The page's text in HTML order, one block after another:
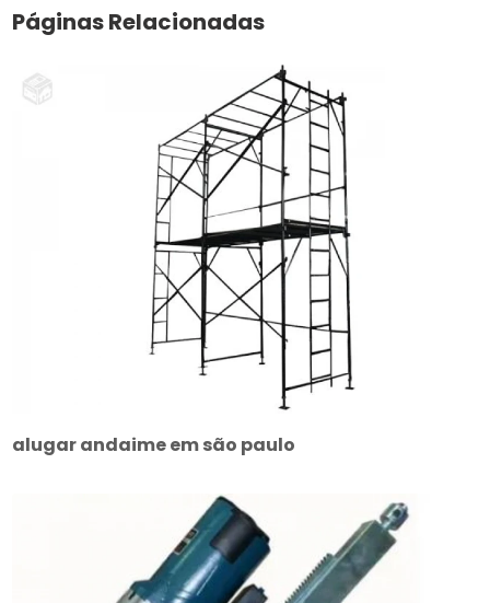
Páginas Relacionadas
alugar andaime em são paulo